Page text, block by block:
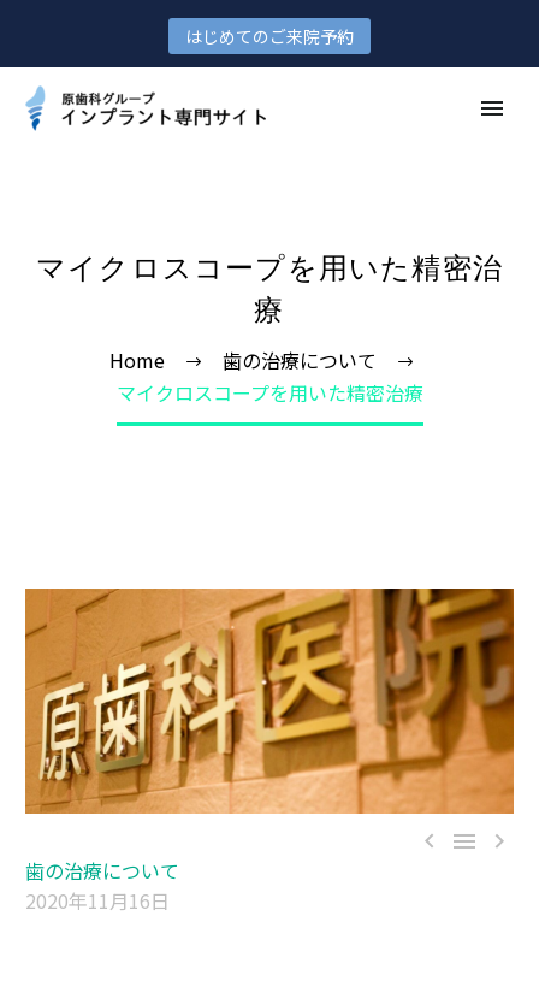
はじめてのご来院予約
マイクロスコープを用いた精密治
療
Home
歯の治療について
マイクロスコープを用いた精密治療
  
歯の治療について
2020年11月16日